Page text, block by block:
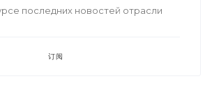
последних новостей отрасли
订阅